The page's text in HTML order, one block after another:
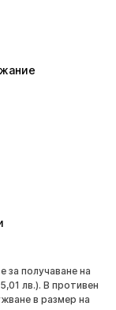
за получаване на
лв.). В противен
в размер на